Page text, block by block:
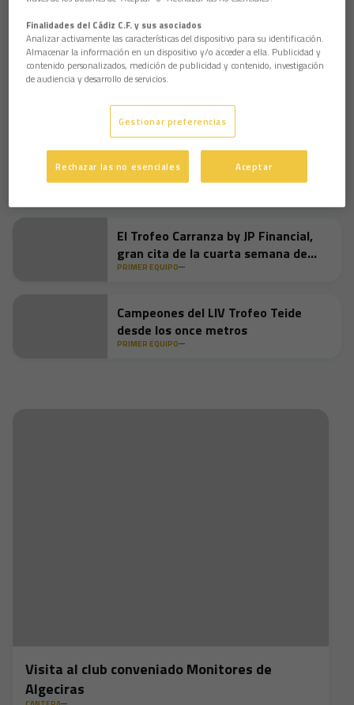
progresión, consolidándose como un habitual en las
convocatorias del combinado nacional serbio.
El Cádiz CF y Kappa presentan su
tercera equipación 2026/27: la arena
que nos forja
Acuerdo con el Inter de Milán para la
cesión de Dilan Zárate
El Trofeo Carranza by JP Financial,
gran cita de la cuarta semana de
pretemporada
PRIMER EQUIPO
Campeones del LIV Trofeo Teide
desde los once metros
PRIMER EQUIPO
Visita al club conveniado Monitores de
Algeciras
Finalidades del Cádiz C.F. y sus asociados
Analizar activamente las características del dispositivo para su identificación.
Almacenar la información en un dispositivo y/o acceder a ella. Publicidad y
contenido personalizados, medición de publicidad y contenido, investigación
de audiencia y desarrollo de servicios.
Gestionar preferencias
Rechazar las no esenciales Aceptar